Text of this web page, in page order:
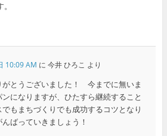
10:09 AM に 今井 ひろこ より
がとうございました！ 今までに無いま
になりますが、ひたすら継続すること
もまちづくりでも成功するコツとなり
ばっていきましょう！